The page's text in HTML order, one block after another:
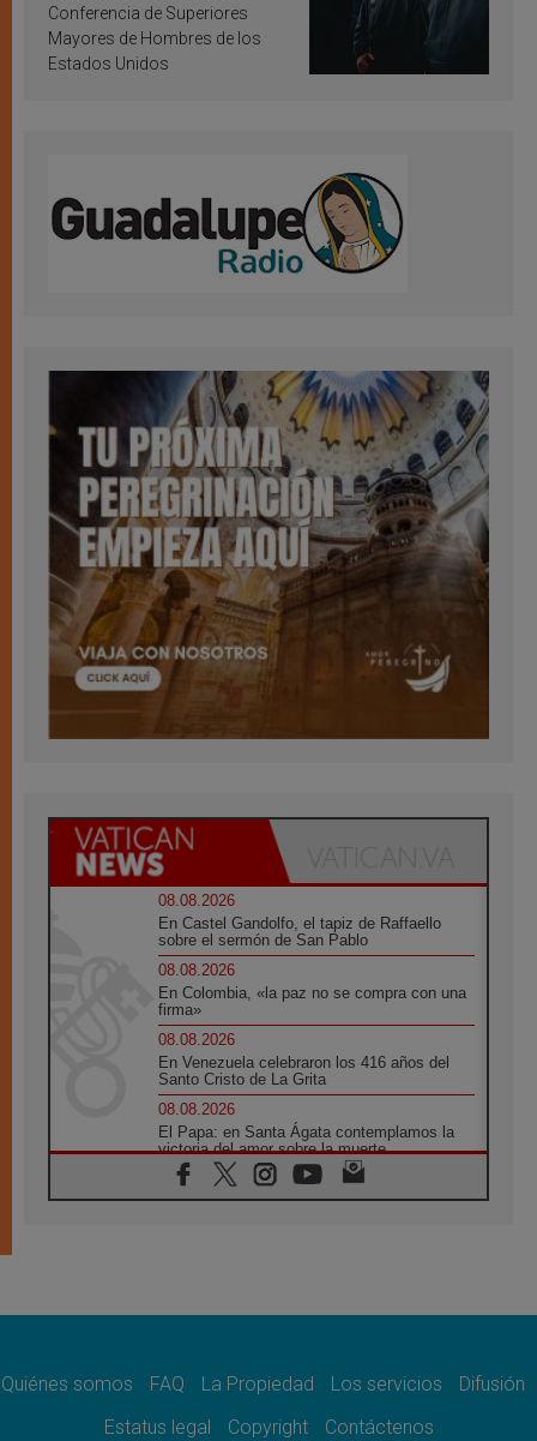
Conferencia de Superiores
Mayores de Hombres de los
Estados Unidos
08.08.2026
En Castel Gandolfo, el tapiz de Raffaello
sobre el sermón de San Pablo
08.08.2026
En Colombia, «la paz no se compra con una
firma»
08.08.2026
En Venezuela celebraron los 416 años del
Santo Cristo de La Grita
08.08.2026
El Papa: en Santa Ágata contemplamos la
victoria del amor sobre la muerte
08.08.2026
León XIV visitará el Santuario de la Madre
07.08.2026
07.08.2026
el compromiso del cristiano"
Quiénes somos FAQ La Propiedad Los servicios
Difusión
Estatus legal
Copyright Contáctenos